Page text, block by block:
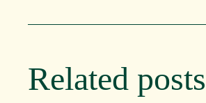
Related posts